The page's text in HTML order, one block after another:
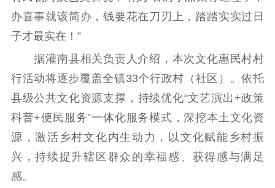
文化人才
数据资源
公共服务
新时代公民素养
提升资源库
新闻出版
政务服务
作品著作权
登记服务
科研创新
服务管理平台
智库服务
文艺创作
办喜事就该简办，钱要花在刀刃上，踏踏实实过日
子才最实在！”
据灌南县相关负责人介绍，本次文化惠民村村
行活动将逐步覆盖全镇33个行政村（社区）。依托
县级公共文化资源支撑，持续优化“文艺演出+政策
科普+便民服务”一体化服务模式，深挖本土文化资
源，激活乡村文化内生动力，以文化赋能乡村振
兴，持续提升辖区群众的幸福感、获得感与满足
感。